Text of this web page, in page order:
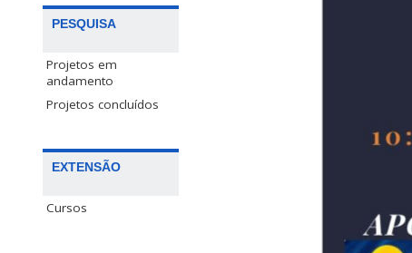
PESQUISA
Projetos em
andamento
Projetos concluídos
EXTENSÃO
Cursos